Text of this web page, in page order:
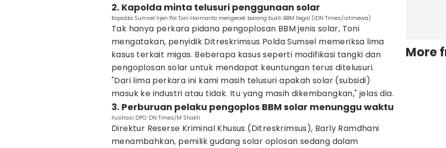
2. Kapolda minta telusuri penggunaan solar
Kapolda Sumsel Irjen Pol Toni Harmanto mengecek barang bukti BBM Ilegal (IDN Times/istimewa)
Tak hanya perkara pidana pengoplosan BBM jenis solar, Toni
mengatakan, penyidik Ditreskrimsus Polda Sumsel memeriksa lima
kasus terkait migas. Beberapa kasus seperti modifikasi tangki dan
pengoplosan solar untuk mendapat keuntungan terus ditelusuri.
"Dari lima perkara ini kami masih telusuri apakah solar (subsidi)
masuk ke industri atau tidak. Itu yang masih dikembangkan," jelas dia.
3. Perburuan pelaku pengoplos BBM solar menunggu waktu
Ilustrasi DPO. DN Times/M Shakti
Direktur Reserse Kriminal Khusus (Ditreskrimsus), Barly Ramdhani
menambahkan, pemilik gudang solar oplosan sedang dalam
More